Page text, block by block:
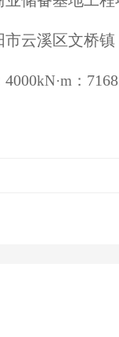
云溪区文桥镇
kN·m：